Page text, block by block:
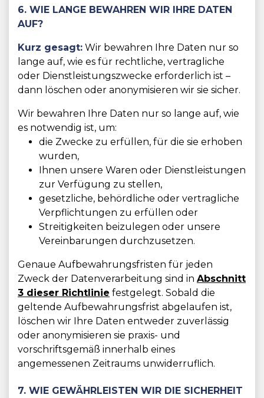
6. WIE LANGE BEWAHREN WIR IHRE DATEN
AUF?
Kurz gesagt: Wir bewahren Ihre Daten nur so
lange auf, wie es für rechtliche, vertragliche
oder Dienstleistungszwecke erforderlich ist –
dann löschen oder anonymisieren wir sie sicher.
Wir bewahren Ihre Daten nur so lange auf, wie
es notwendig ist, um:
die Zwecke zu erfüllen, für die sie erhoben
wurden,
Ihnen unsere Waren oder Dienstleistungen
zur Verfügung zu stellen,
gesetzliche, behördliche oder vertragliche
Verpflichtungen zu erfüllen oder
Streitigkeiten beizulegen oder unsere
Vereinbarungen durchzusetzen.
Genaue Aufbewahrungsfristen für jeden
Zweck der Datenverarbeitung sind in Abschnitt
3 dieser Richtlinie festgelegt. Sobald die
geltende Aufbewahrungsfrist abgelaufen ist,
löschen wir Ihre Daten entweder zuverlässig
oder anonymisieren sie praxis- und
vorschriftsgemäß innerhalb eines
angemessenen Zeitraums unwiderruflich.
7. WIE GEWÄHRLEISTEN WIR DIE SICHERHEIT